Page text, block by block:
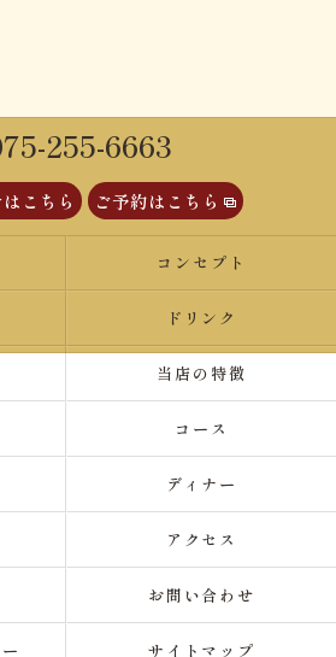
255-6663
こちら ご予約はこちら
コンセプト
ドリンク
当店の特徴
コース
ディナー
アクセス
お問い合わせ
サイトマップ